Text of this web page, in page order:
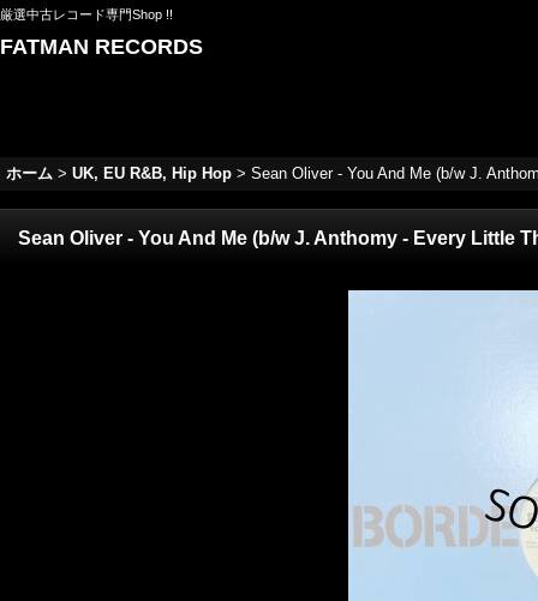
厳選中古レコード専門Shop !!
FATMAN RECORDS
ホーム > UK, EU R&B, Hip Hop > Sean Oliver - You And Me (b/w J.
Sean Oliver - You And Me (b/w J. Anthomy - Every Little